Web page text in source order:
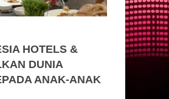
HOTELS &
DUNIA
ANAK-ANAK